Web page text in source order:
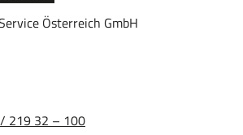
Österreich GmbH
219 32 – 100